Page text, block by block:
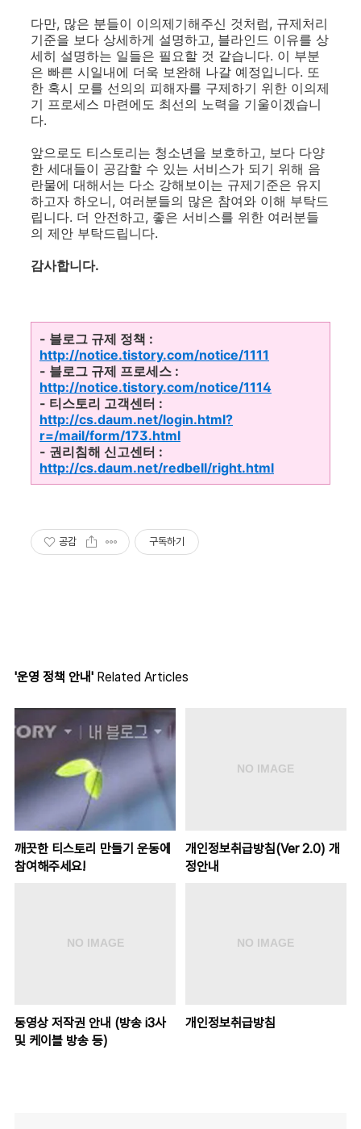
다만, 많은 분들이 이의제기해주신 것처럼, 규제처리
기준을 보다 상세하게 설명하고, 블라인드 이유를 상
세히 설명하는 일들은 필요할 것 같습니다. 이 부분
은 빠른 시일내에 더욱 보완해 나갈 예정입니다. 또
한 혹시 모를 선의의 피해자를 구제하기 위한 이의제
기 프로세스 마련에도 최선의 노력을 기울이겠습니
다.
앞으로도 티스토리는 청소년을 보호하고, 보다 다양
한 세대들이 공감할 수 있는 서비스가 되기 위해 음
란물에 대해서는 다소 강해보이는 규제기준은 유지
하고자 하오니, 여러분들의 많은 참여와 이해 부탁드
립니다. 더 안전하고, 좋은 서비스를 위한 여러분들
의 제안 부탁드립니다.
감사합니다.
- 블로그 규제 정책 :
http://notice.tistory.com/notice/1111
- 블로그 규제 프로세스 :
http://notice.tistory.com/notice/1114
- 티스토리 고객센터 :
http://cs.daum.net/login.html?
r=/mail/form/173.html
- 권리침해 신고센터 :
http://cs.daum.net/redbell/right.html
공감 구독하기
'운영 정책 안내' Related Articles
깨끗한 티스토리 만들기 운동에
참여해주세요!
개인정보취급방침(Ver 2.0) 개
정안내
동영상 저작권 안내 (방송 i3사
및 케이블 방송 등)
개인정보취급방침